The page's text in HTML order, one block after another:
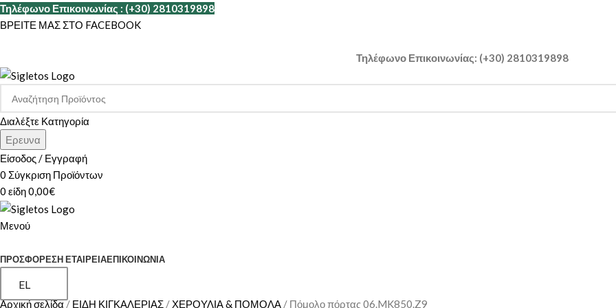
Τηλέφωνο Επικοινωνίας : (+30) 2810319898
ΒΡΕΙΤΕ ΜΑΣ ΣΤΟ FACEBOOK
Τηλέφωνο Επικοινωνίας: (+30) 2810319898
Διαλέξτε Κατηγορία
Ερευνα
Είσοδος / Εγγραφή
0 Σύγκριση Προϊόντων
0 είδη0,00€
Μενού
ΠΡΟΣΦΟΡΕΣΗ ΕΤΑΙΡΕΊΑΕΠΙΚΟΙΝΩΝΊΑ
EL
Αρχική σελίδα ΕΙΔΗ ΚΙΓΚΑΛΕΡΙΑΣ ΧΕΡΟΥΛΙΑ & ΠΟΜΟΛΑ
Πόμολο πόρτας 06.MK850.Z9